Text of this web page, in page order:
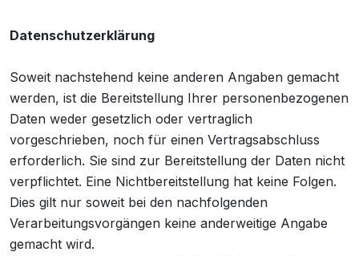
Datenschutzerklärung
Soweit nachstehend keine anderen Angaben gemacht
werden, ist die Bereitstellung Ihrer personenbezogenen
Daten weder gesetzlich oder vertraglich
vorgeschrieben, noch für einen Vertragsabschluss
erforderlich. Sie sind zur Bereitstellung der Daten nicht
verpflichtet. Eine Nichtbereitstellung hat keine Folgen.
Dies gilt nur soweit bei den nachfolgenden
Verarbeitungsvorgängen keine anderweitige Angabe
gemacht wird.